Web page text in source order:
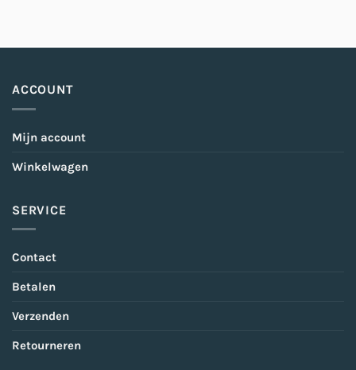
ACCOUNT
Mijn account
Winkelwagen
SERVICE
Contact
Betalen
Verzenden
Retourneren